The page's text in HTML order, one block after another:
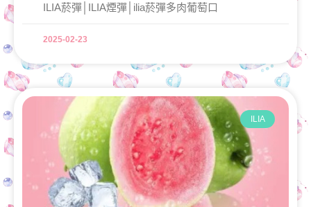
ILIA菸彈│ILIA煙彈│ilia菸彈多肉葡萄口
2025-02-23
ILIA